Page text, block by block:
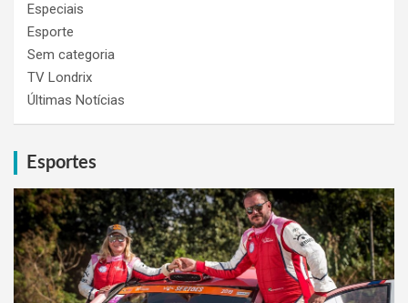
Especiais
Esporte
Sem categoria
TV Londrix
Últimas Notícias
Esportes